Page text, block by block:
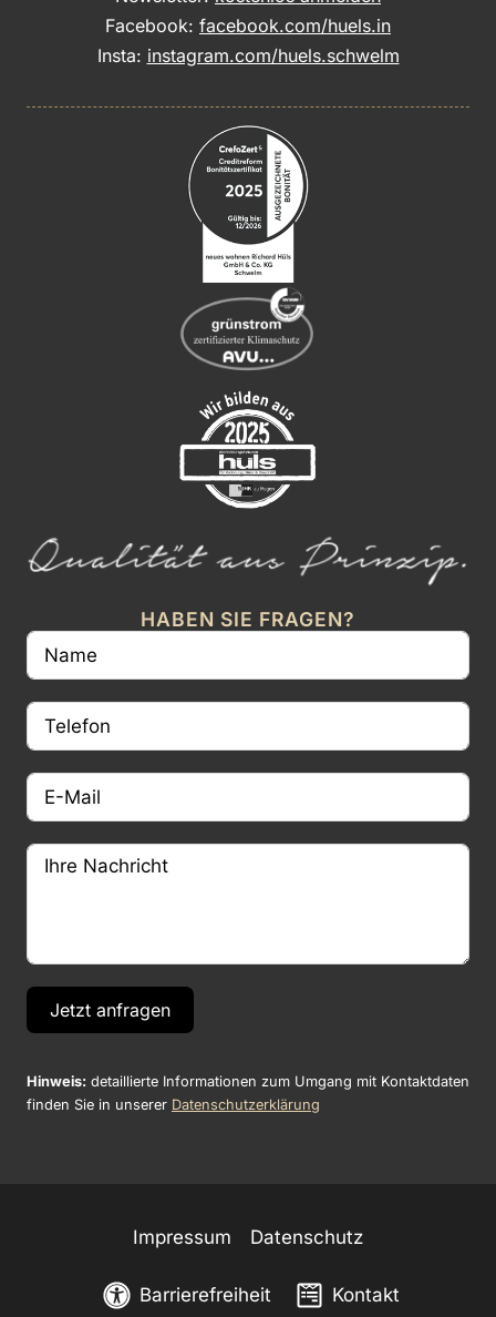
Facebook: facebook.com/huels.in
Insta: instagram.com/huels.schwelm
HABEN SIE FRAGEN?
Jetzt anfragen
Hinweis: detaillierte Informationen zum Umgang mit Kontaktdaten
finden Sie in unserer Datenschutzerklärung
Impressum Datenschutz
Barrierefreiheit Kontakt